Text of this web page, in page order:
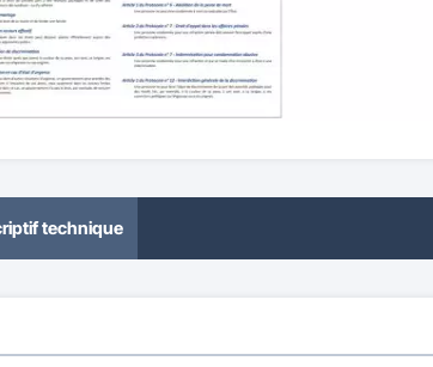
technique